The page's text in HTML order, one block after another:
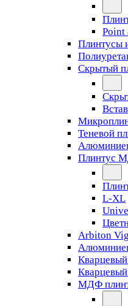
Point
Плинтусы
Скрытый
Теневой
Плинтус
L-XL
Arbiton
МДФ